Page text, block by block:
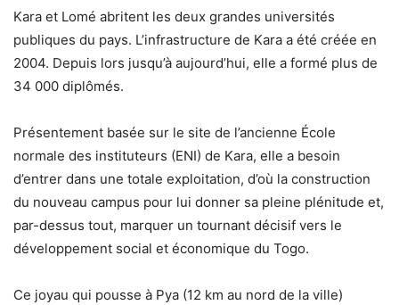
Kara et Lomé abritent les deux grandes universités
publiques du pays. L’infrastructure de Kara a été créée en
2004. Depuis lors jusqu’à aujourd’hui, elle a formé plus de
34 000 diplômés.
Présentement basée sur le site de l’ancienne École
normale des instituteurs (ENI) de Kara, elle a besoin
d’entrer dans une totale exploitation, d’où la construction
du nouveau campus pour lui donner sa pleine plénitude et,
par-dessus tout, marquer un tournant décisif vers le
développement social et économique du Togo.
Ce joyau qui pousse à Pya (12 km au nord de la ville)